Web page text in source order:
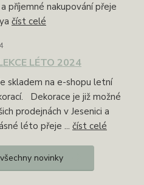
příjemné nakupování přeje
číst celé
LÉTO 2024
skladem na e-shopu letní
Dekorace je již možné
prodejnách v Jesenici a
léto přeje ... číst celé
novinky